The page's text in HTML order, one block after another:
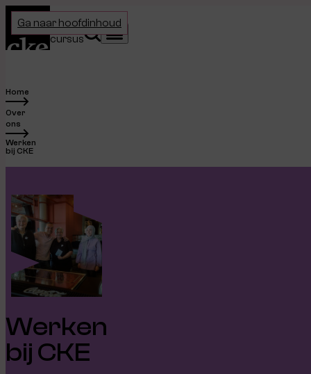
Ga naar hoofdinhoud
Home
Kies je
cursusZoeken
Menu
Home
Over
ons
Werken
bij CKE
Werken
bij CKE